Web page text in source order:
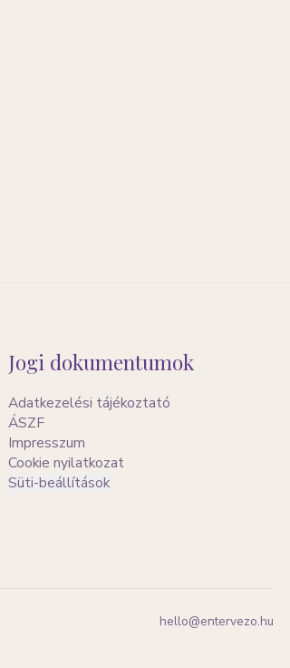
Jogi dokumentumok
Adatkezelési tájékoztató
ÁSZF
Impresszum
Cookie nyilatkozat
Süti-beállítások
hello@entervezo.hu